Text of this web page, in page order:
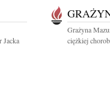
Jacka
Grażyna
ciężkiej